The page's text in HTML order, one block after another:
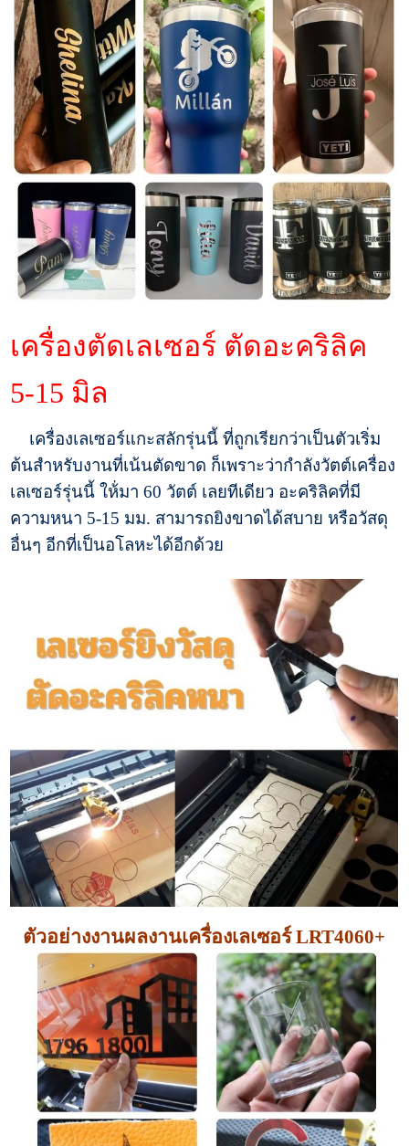
เครื่องตัดเลเซอร์ ตัดอะคริลิค
5-15 มิล
เครื่องเลเซอร์แกะสลักรุ่นนี้ ที่ถูกเรียกว่าเป็นตัวเริ่ม
ต้นสำหรับงานที่เน้นตัดขาด ก็เพราะว่ากำลังวัตต์เครื่อง
เลเซอร์รุ่นนี้ ให้่มา 60 วัตต์ เลยทีเดียว อะคริลิคที่มี
ความหนา 5-15 มม. สามารถยิงขาดได้สบาย หรือวัสดุ
อื่นๆ อีกที่เป็นอโลหะได้อีกด้วย
ตัวอย่างงานผลงานเครื่องเลเซอร์ LRT4060+